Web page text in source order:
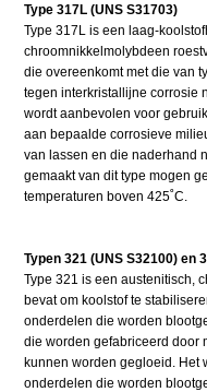
Type 317L (UNS S31703)
Type 317L is een laag-
chroomnikkelmolybdeen
die overeenkomt met die van
tegen interkristallijne corrosie
wordt aanbevolen voor
aan bepaalde corrosieve
van lassen en die naderhand
gemaakt van dit type mogen
temperaturen boven 425˚C.
Typen 321 (UNS S32100) en
Type 321 is een austenitisch,
bevat om koolstof te
onderdelen die worden
die worden gefabriceerd door
kunnen worden gegloeid. Het
onderdelen die worden